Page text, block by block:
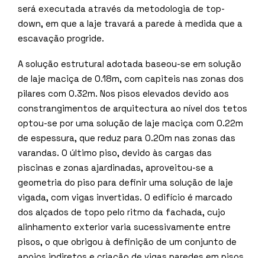
será executada através da metodologia de top-
down, em que a laje travará a parede à medida que a
escavação progride.
A solução estrutural adotada baseou-se em solução
de laje maciça de 0.18m, com capiteis nas zonas dos
pilares com 0.32m. Nos pisos elevados devido aos
constrangimentos de arquitectura ao nível dos tetos
optou-se por uma solução de laje maciça com 0.22m
de espessura, que reduz para 0.20m nas zonas das
varandas. O último piso, devido às cargas das
piscinas e zonas ajardinadas, aproveitou-se a
geometria do piso para definir uma solução de laje
vigada, com vigas invertidas. O edifício é marcado
dos alçados de topo pelo ritmo da fachada, cujo
alinhamento exterior varia sucessivamente entre
pisos, o que obrigou à definição de um conjunto de